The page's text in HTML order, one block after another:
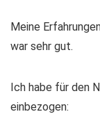
Meine
war sehr gut.
Ich habe für den
einbezogen: